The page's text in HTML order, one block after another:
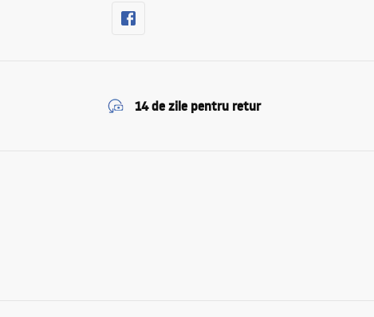
14 de zile pentru retur